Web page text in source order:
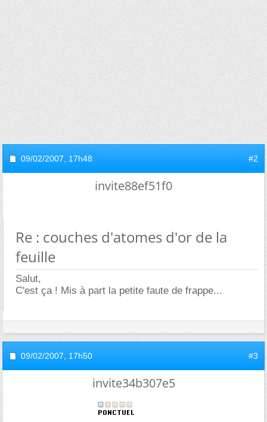
09/02/2007, 17h48 #2
invite88ef51f0
Re : couches d'atomes d'or de la
feuille
Salut,
C'est ça ! Mis à part la petite faute de frappe...
09/02/2007, 17h50 #3
invite34b307e5